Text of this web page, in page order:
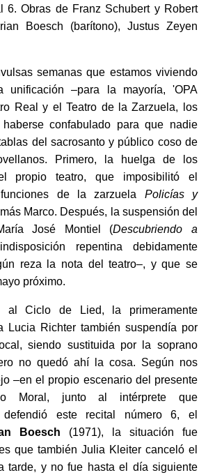
6. Obras de Franz Schubert y Robert
Boesch (barítono), Justus Zeyen
semanas que estamos viviendo
unificación –para la mayoría, 'OPA
Real y el Teatro de la Zarzuela, los
haberse confabulado para que nadie
del sacrosanto y público coso de
Primero, la huelga de los
propio teatro, que imposibilitó el
de la zarzuela Policías y
Marco. Después, la suspensión del
José Montiel (Descubriendo a
repentina debidamente
reza la nota del teatro–, y que se
próximo.
Ciclo de Lied, la primeramente
Lucia Richter también suspendía por
siendo sustituida por la soprano
no quedó ahí la cosa. Según nos
–en el propio escenario del presente
Moral, junto al intérprete que
defendió este recital número 6, el
Boesch (1971), la situación fue
que también Julia Kleiter canceló el
tarde, y no fue hasta el día siguiente